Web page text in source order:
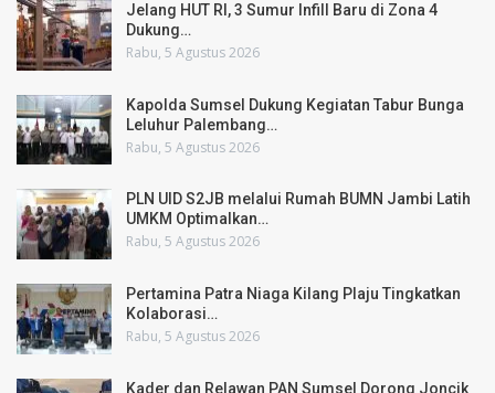
Jelang HUT RI, 3 Sumur Infill Baru di Zona 4
Dukung…
Rabu, 5 Agustus 2026
Kapolda Sumsel Dukung Kegiatan Tabur Bunga
Leluhur Palembang…
Rabu, 5 Agustus 2026
PLN UID S2JB melalui Rumah BUMN Jambi Latih
UMKM Optimalkan…
Rabu, 5 Agustus 2026
Pertamina Patra Niaga Kilang Plaju Tingkatkan
Kolaborasi…
Rabu, 5 Agustus 2026
Kader dan Relawan PAN Sumsel Dorong Joncik